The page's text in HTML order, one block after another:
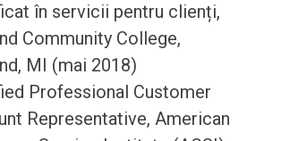
în servicii pentru clienți,
Community College,
MI (mai 2018)
Professional Customer
Representative, American